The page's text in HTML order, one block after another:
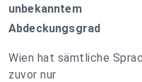
unbekanntem
Abdeckungsgrad
Wien hat sämtliche
zuvor nur